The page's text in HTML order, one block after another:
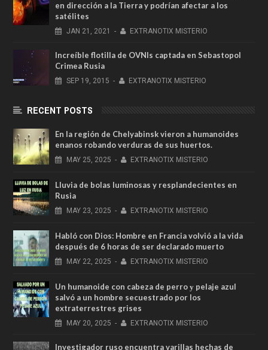
en dirección a la Tierra y podrían afectar a los
satélites
JAN 21, 2021 - EXTRANOTIX MISTERIO
Increíble flotilla de OVNIs captada en Sebastopol
Crimea Rusia
SEP 19, 2015 - EXTRANOTIX MISTERIO
RECENT POSTS
En la región de Chelyabinsk vieron a humanoides
enanos robando verduras de sus huertos.
MAY 25, 2025 - EXTRANOTIX MISTERIO
Lluvia de bolas luminosas y resplandecientes en
Rusia
MAY 23, 2025 - EXTRANOTIX MISTERIO
Habló con Dios: Hombre en Francia volvió a la vida
después de 6 horas de ser declarado muerto
MAY 22, 2025 - EXTRANOTIX MISTERIO
Un humanoide con cabeza de perro у pelaje azul
salvó a un hombre secuestrado por los
extraterrestres grises
MAY 20, 2025 - EXTRANOTIX MISTERIO
Investigador ruso encuentra varillas hechas de